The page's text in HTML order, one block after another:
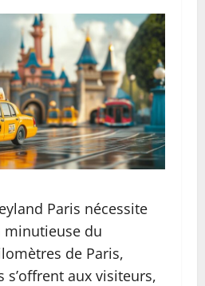
Paris nécessite
du
de Paris,
aux visiteurs,